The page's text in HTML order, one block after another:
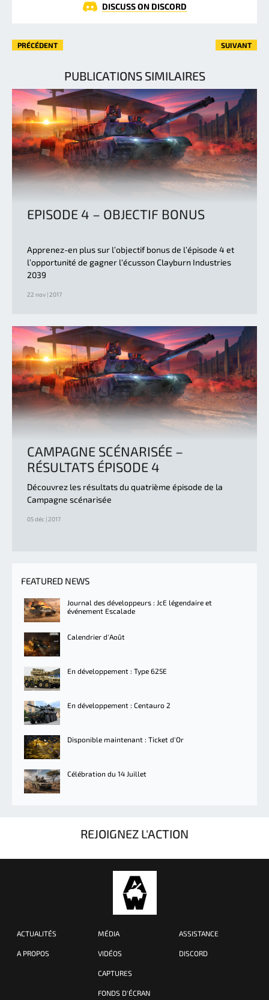
DISCUSS ON DISCORD
PRÉCÉDENT SUIVANT
PUBLICATIONS SIMILAIRES
EPISODE 4 – OBJECTIF BONUS
Apprenez-en plus sur l’objectif bonus de l’épisode 4 et
l’opportunité de gagner l‘écusson Clayburn Industries
2039
22 nov | 2017
CAMPAGNE SCÉNARISÉE –
RÉSULTATS ÉPISODE 4
Découvrez les résultats du quatrième épisode de la
Campagne scénarisée
05 déc | 2017
FEATURED NEWS
Journal des développeurs : JcE légendaire et
événement Escalade
Calendrier d'Août
En développement : Type 625E
En développement : Centauro 2
Disponible maintenant : Ticket d'Or
Célébration du 14 Juillet
REJOIGNEZ L'ACTION
ACTUALITÉS
A PROPOS
MÉDIA
VIDÉOS
CAPTURES
FONDS D'ÉCRAN
ASSISTANCE
DISCORD